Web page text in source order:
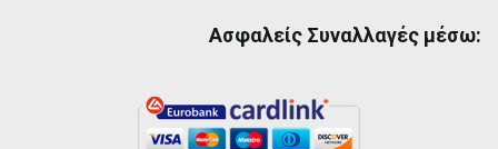
Ασφαλείς Συναλλαγές μέσω: